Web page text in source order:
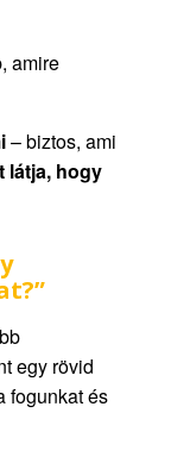
amire
– biztos, ami
látja, hogy
egy rövid
fogunkat és